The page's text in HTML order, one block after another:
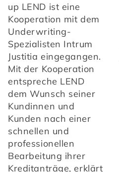
up LEND ist eine
Kooperation mit dem
Underwriting-
Spezialisten Intrum
Justitia eingegangen.
Mit der Kooperation
entspreche LEND
dem Wunsch seiner
Kundinnen und
Kunden nach einer
schnellen und
professionellen
Bearbeitung ihrer
Kreditanträge, erklärt